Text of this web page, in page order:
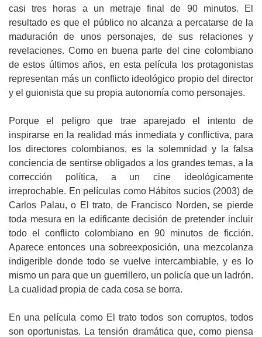
casi tres horas a un metraje final de 90 minutos. El
resultado es que el público no alcanza a percatarse de la
maduración de unos personajes, de sus relaciones y
revelaciones. Como en buena parte del cine colombiano
de estos últimos años, en esta película los protagonistas
representan más un conflicto ideológico propio del director
y el guionista que su propia autonomía como personajes.
Porque el peligro que trae aparejado el intento de
inspirarse en la realidad más inmediata y conflictiva, para
los directores colombianos, es la solemnidad y la falsa
conciencia de sentirse obligados a los grandes temas, a la
corrección política, a un cine ideológicamente
irreprochable. En películas como Hábitos sucios (2003) de
Carlos Palau, o El trato, de Francisco Norden, se pierde
toda mesura en la edificante decisión de pretender incluir
todo el conflicto colombiano en 90 minutos de ficción.
Aparece entonces una sobreexposición, una mezcolanza
indigerible donde todo se vuelve intercambiable, y es lo
mismo un para que un guerrillero, un policía que un ladrón.
La cualidad propia de cada cosa se borra.
En una película como El trato todos son corruptos, todos
son oportunistas. La tensión dramática que, como piensa